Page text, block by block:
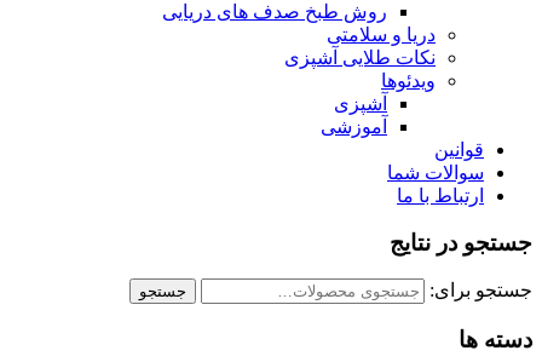
روش طبخ صدف های دریایی
دریا و سلامتی
نکات طلایی آشپزی
ویدئوها
آشپزی
آموزشی
قوانین
سوالات شما
ارتباط با ما
جستجو در نتایج
جستجو برای: جستجو
دسته ها